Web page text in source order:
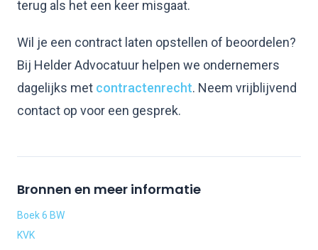
terug als het een keer misgaat.
Wil je een contract laten opstellen of beoordelen?
Bij Helder Advocatuur helpen we ondernemers
dagelijks met contractenrecht. Neem vrijblijvend
contact op voor een gesprek.
Bronnen en meer informatie
Boek 6 BW
KVK